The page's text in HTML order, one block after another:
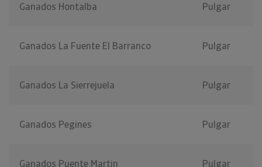
Ganados Hontalba Pulgar
Ganados La Fuente El Barranco Pulgar
Ganados La Sierrejuela Pulgar
Ganados Pegines Pulgar
Ganados Puente Martin Pulgar